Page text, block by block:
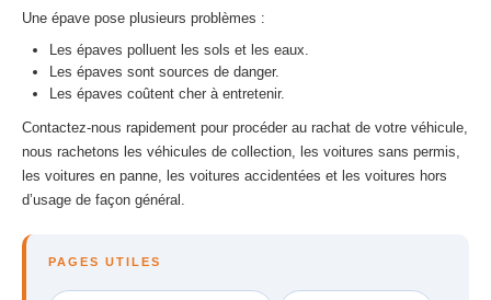
Une épave pose plusieurs problèmes :
Les épaves polluent les sols et les eaux.
Les épaves sont sources de danger.
Les épaves coûtent cher à entretenir.
Contactez-nous rapidement pour procéder au rachat de votre véhicule,
nous rachetons les véhicules de collection, les voitures sans permis,
les voitures en panne, les voitures accidentées et les voitures hors
d’usage de façon général.
PAGES UTILES